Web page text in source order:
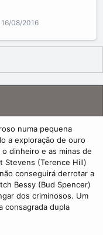
16/08/2016
numa pequena
a exploração de ouro
dinheiro e as minas de
Stevens (Terence Hill)
conseguirá derrotar a
Bessy (Bud Spencer)
dos criminosos. Um
consagrada dupla